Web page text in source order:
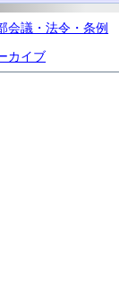
会議・法令・条例
カイブ